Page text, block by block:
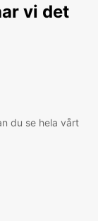
vi det
du se hela vårt